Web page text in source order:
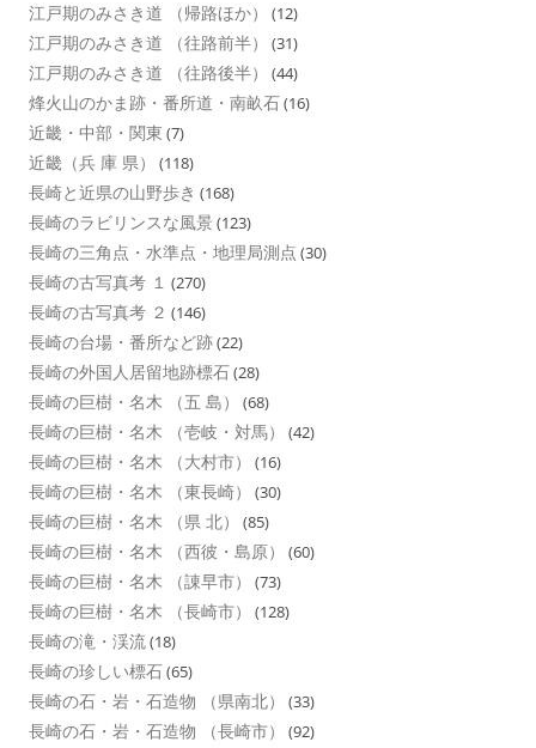
江戸期のみさき道 （帰路ほか） (12)
江戸期のみさき道 （往路前半） (31)
江戸期のみさき道 （往路後半） (44)
烽火山のかま跡・番所道・南畝石(16)
近畿・中部・関東 (7)
近畿（兵 庫 県） (118)
長崎と近県の山野歩き (168)
長崎のラビリンスな風景 (123)
長崎の三角点・水準点・地理局測点 (30)
長崎の古写真考 １ (270)
長崎の古写真考 ２ (146)
長崎の台場・番所など跡(22)
長崎の外国人居留地跡標石(28)
長崎の巨樹・名木 （五 島） (68)
長崎の巨樹・名木 （壱岐・対馬） (42)
長崎の巨樹・名木 （大村市） (16)
長崎の巨樹・名木 （東長崎） (30)
長崎の巨樹・名木 （県 北） (85)
長崎の巨樹・名木 （西彼・島原） (60)
長崎の巨樹・名木 （諌早市） (73)
長崎の巨樹・名木 （長崎市） (128)
長崎の滝・渓流(18)
長崎の珍しい標石(65)
長崎の石・岩・石造物 （県南北） (33)
長崎の石・岩・石造物 （長崎市） (92)